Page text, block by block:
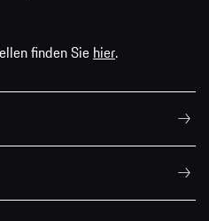
finden Sie hier.